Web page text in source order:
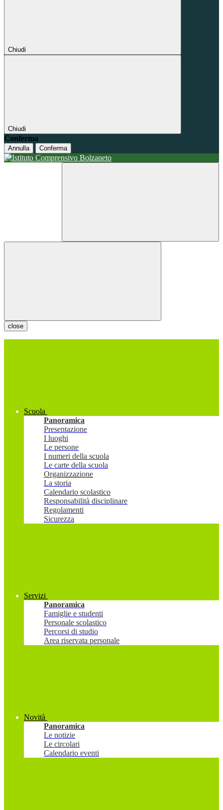
Chiudi
Chiudi
Conferma
Annulla Conferma
close
Scuola
Panoramica
Presentazione
I luoghi
Le persone
I numeri della scuola
Le carte della scuola
Organizzazione
La storia
Calendario scolastico
Responsabilità disciplinare
Regolamenti
Sicurezza
Servizi
Panoramica
Famiglie e studenti
Personale scolastico
Percorsi di studio
Area riservata personale
Novità
Panoramica
Le notizie
Le circolari
Calendario eventi